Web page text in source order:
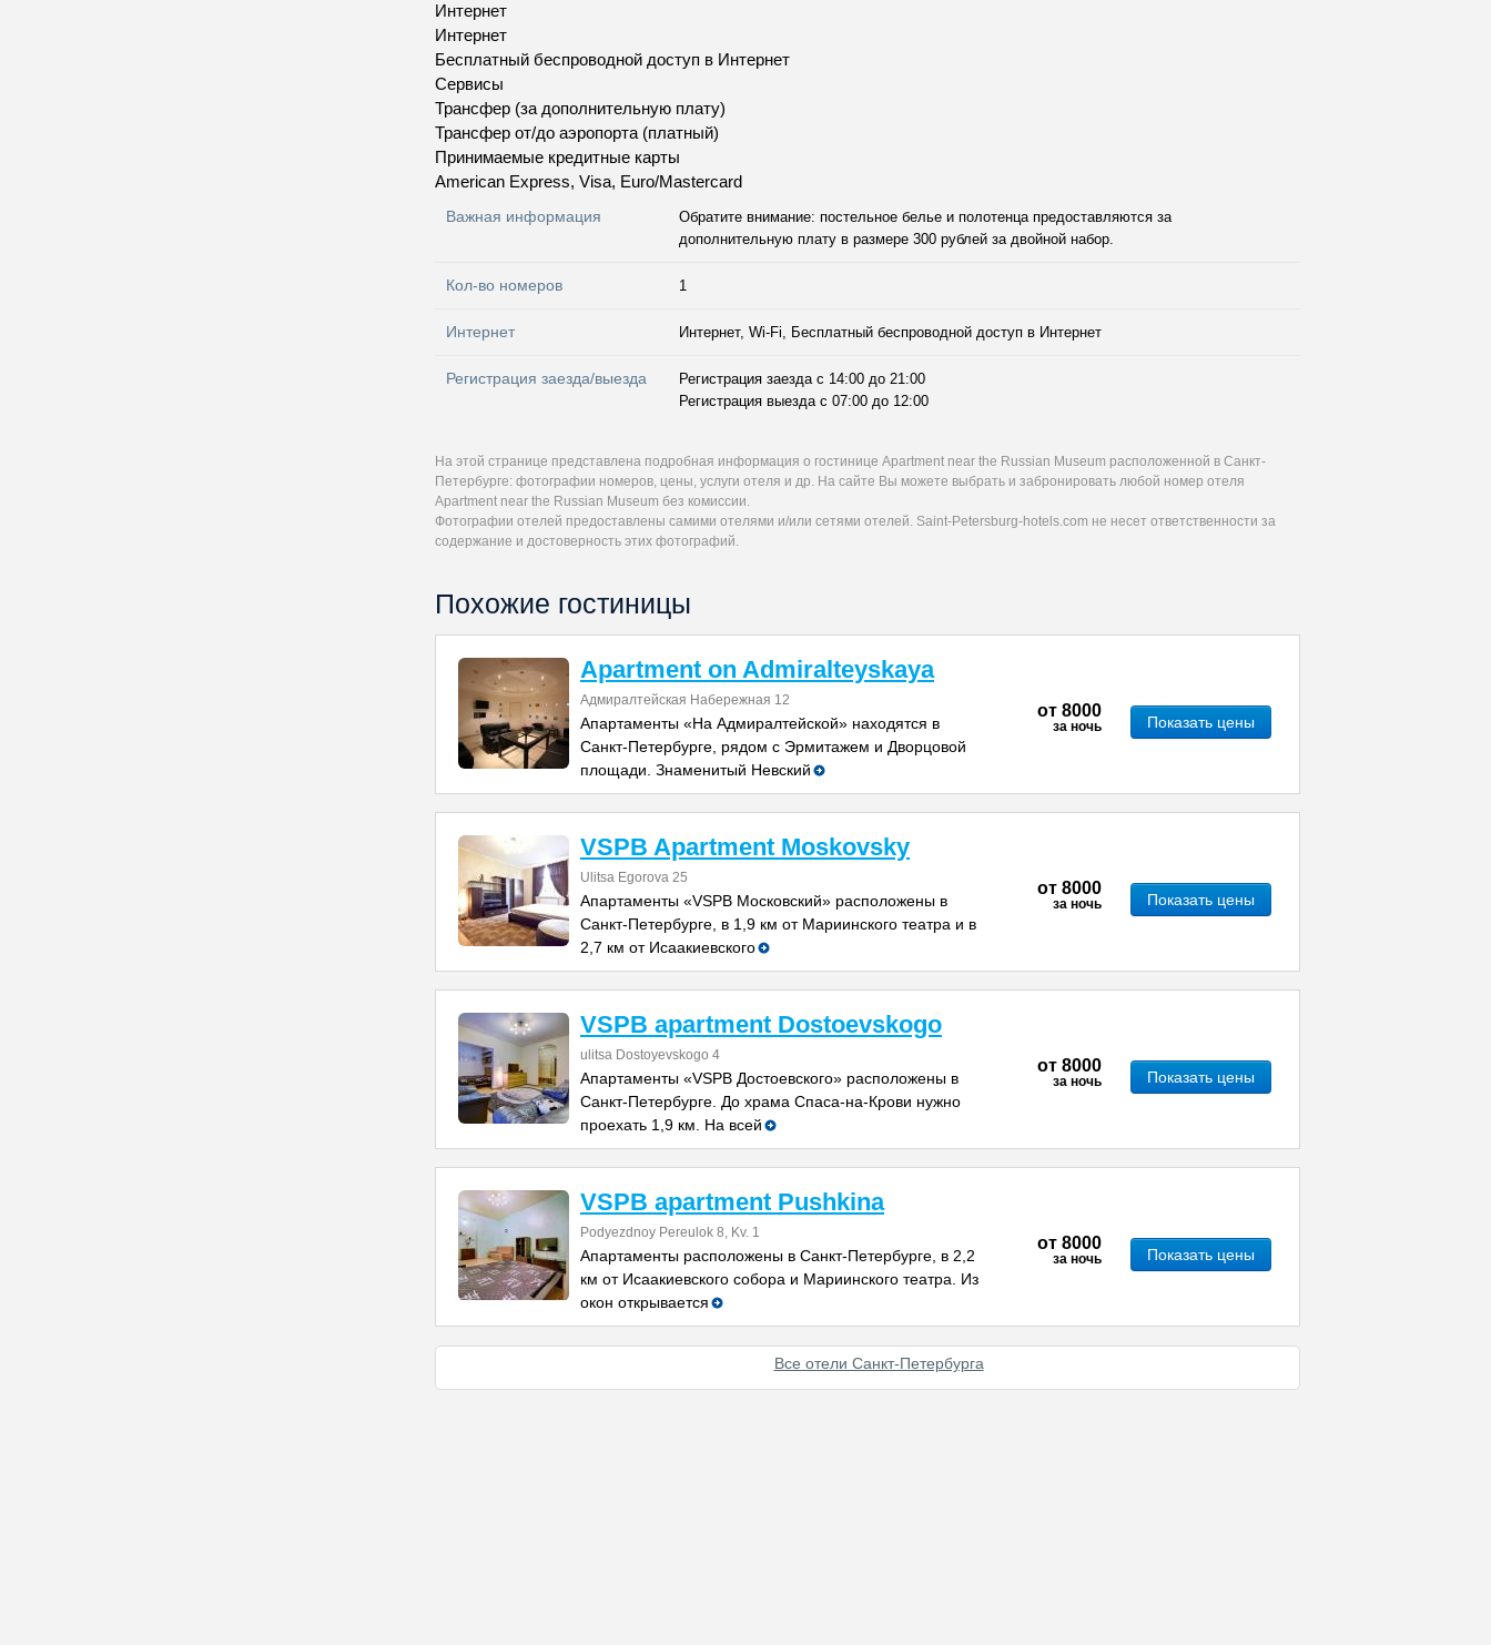
Интернет
Интернет
Бесплатный беспроводной доступ в Интернет
Сервисы
Трансфер (за дополнительную плату)
Трансфер от/до аэропорта (платный)
Принимаемые кредитные карты
American Express, Visa, Euro/Mastercard
Важная информация
Обратите внимание: постельное белье и полотенца предоставляются за
дополнительную плату в размере 300 рублей за двойной набор.
Кол-во номеров 1
Интернет Интернет, Wi-Fi, Бесплатный беспроводной доступ в Интернет
Регистрация заезда/выезда
Регистрация заезда с 14:00 до 21:00
Регистрация выезда с 07:00 до 12:00
На этой странице представлена подробная информация о гостинице Apartment near the Russian Museum расположенной в Санкт-
Петербурге: фотографии номеров, цены, услуги отеля и др. На сайте Вы можете выбрать и забронировать любой номер отеля
Apartment near the Russian Museum без комиссии.
Фотографии отелей предоставлены самими отелями и/или сетями отелей. Saint-Petersburg-hotels.com не несет ответственности за
содержание и достоверность этих фотографий.
Похожие гостиницы
Apartment on Admiralteyskaya
Адмиралтейская Набережная 12
Апартаменты «На Адмиралтейской» находятся в
Санкт-Петербурге, рядом с Эрмитажем и Дворцовой
площади. Знаменитый Невский
от 8000
за ночь Показать цены
VSPB Apartment Moskovsky
Ulitsa Egorova 25
Апартаменты «VSPB Московский» расположены в
Санкт-Петербурге, в 1,9 км от Мариинского театра и в
2,7 км от Исаакиевского
от 8000
за ночь Показать цены
VSPB apartment Dostoevskogo
ulitsa Dostoyevskogo 4
Апартаменты «VSPB Достоевского» расположены в
Санкт-Петербурге. До храма Спаса-на-Крови нужно
проехать 1,9 км. На всей
от 8000
за ночь Показать цены
VSPB apartment Pushkina
Podyezdnoy Pereulok 8, Kv. 1
Апартаменты расположены в Санкт-Петербурге, в 2,2
км от Исаакиевского собора и Мариинского театра. Из
окон открывается
от 8000
за ночь Показать цены
Все отели Санкт-Петербурга